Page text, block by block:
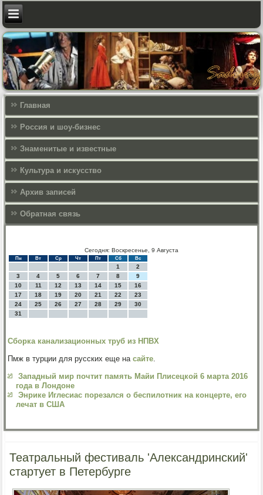
Главная
Россия и шоу-бизнес
Знаменитые и известные
Культура и искусcтво
Архив записей
Обратная связь
Сегодня: Воскресенье, 9 Августа
Пн Вт Ср Чт Пт Сб Вс
1
2
3
4 5 6 7 8
9
10
11 12 13 14 15
16
17
18 19 20 21 22
23
24
25 26 27 28 29
30
31
Сборка канализационных труб из НПВХ
Пмж в турции для русских еще насайте
Западный мир почтит память Майи Плисецкой 6 марта 2016
года в Лондоне
Энрике Иглесиас порезался о беспилотник на концерте, его
лечат в США
Театральный фестиваль 'Александринский'
стартует в Петербурге